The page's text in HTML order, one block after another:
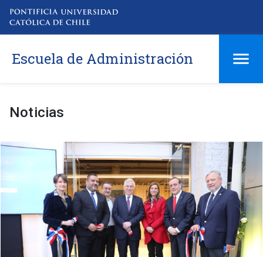
Escuela de Administración
Noticias